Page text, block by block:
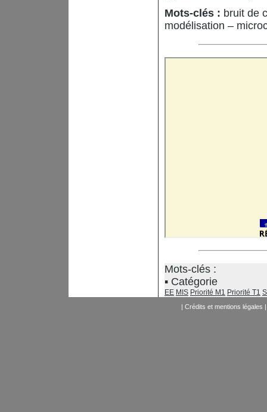
Mots-clés : bruit de
modélisation –
Mots-clés :
Catégorie
EE MIS Priorité M1 Priorité T1
| Crédits et mentions légales